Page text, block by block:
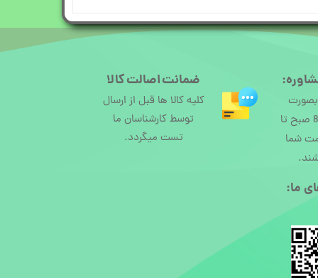
بصورت
آنلاین از ساعت 8 صبح تا
شما
ضمانت اصالت کالا
کلیه کالا ها قبل از ارسال
توسط کارشناسان ما
تست میگردد.
ما:​